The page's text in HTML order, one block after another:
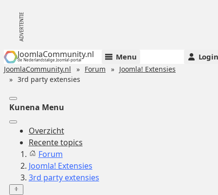
JoomlaCommunity.nl
de Nederlandstalige Joomla!-portal Menu Login
JoomlaCommunity.nl Forum
Joomla! Extensies
3rd party extensies
Kunena Menu
Overzicht
Recente topics
Forum
Joomla! Extensies
3rd party extensies